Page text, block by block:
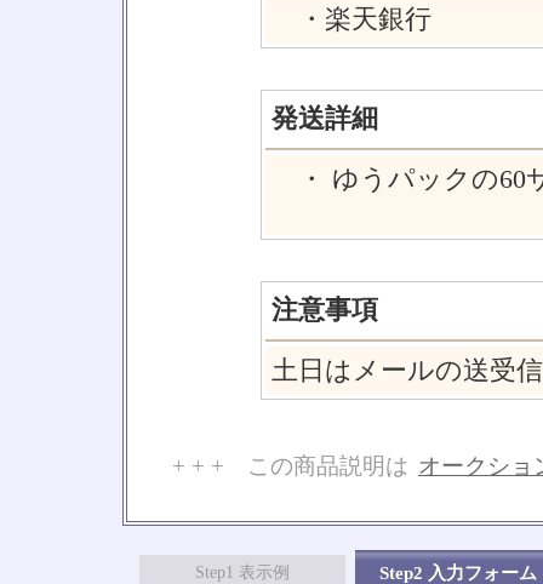
・楽天銀行
発送詳細
・ ゆうパックの60
注意事項
土日はメールの送受
+ + + この商品説明は オークショ
Step1 表示例 Step2 入力フォーム